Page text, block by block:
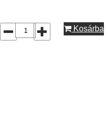
Kosárba